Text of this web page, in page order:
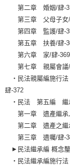
第二章 婚姻/肆-
第三章 父母子女/
第四章 監護/肆-
第五章 扶養/肆-
第六章 家/肆-369
第七章 親屬會議/
‧民法親屬編施行法
肆-372
‧民法 第五編 繼承
第一章 遺產繼承
第二章 遺產之繼
第三章 遺囑/肆-
►民法繼承編 概念釐
‧民法繼承編施行法